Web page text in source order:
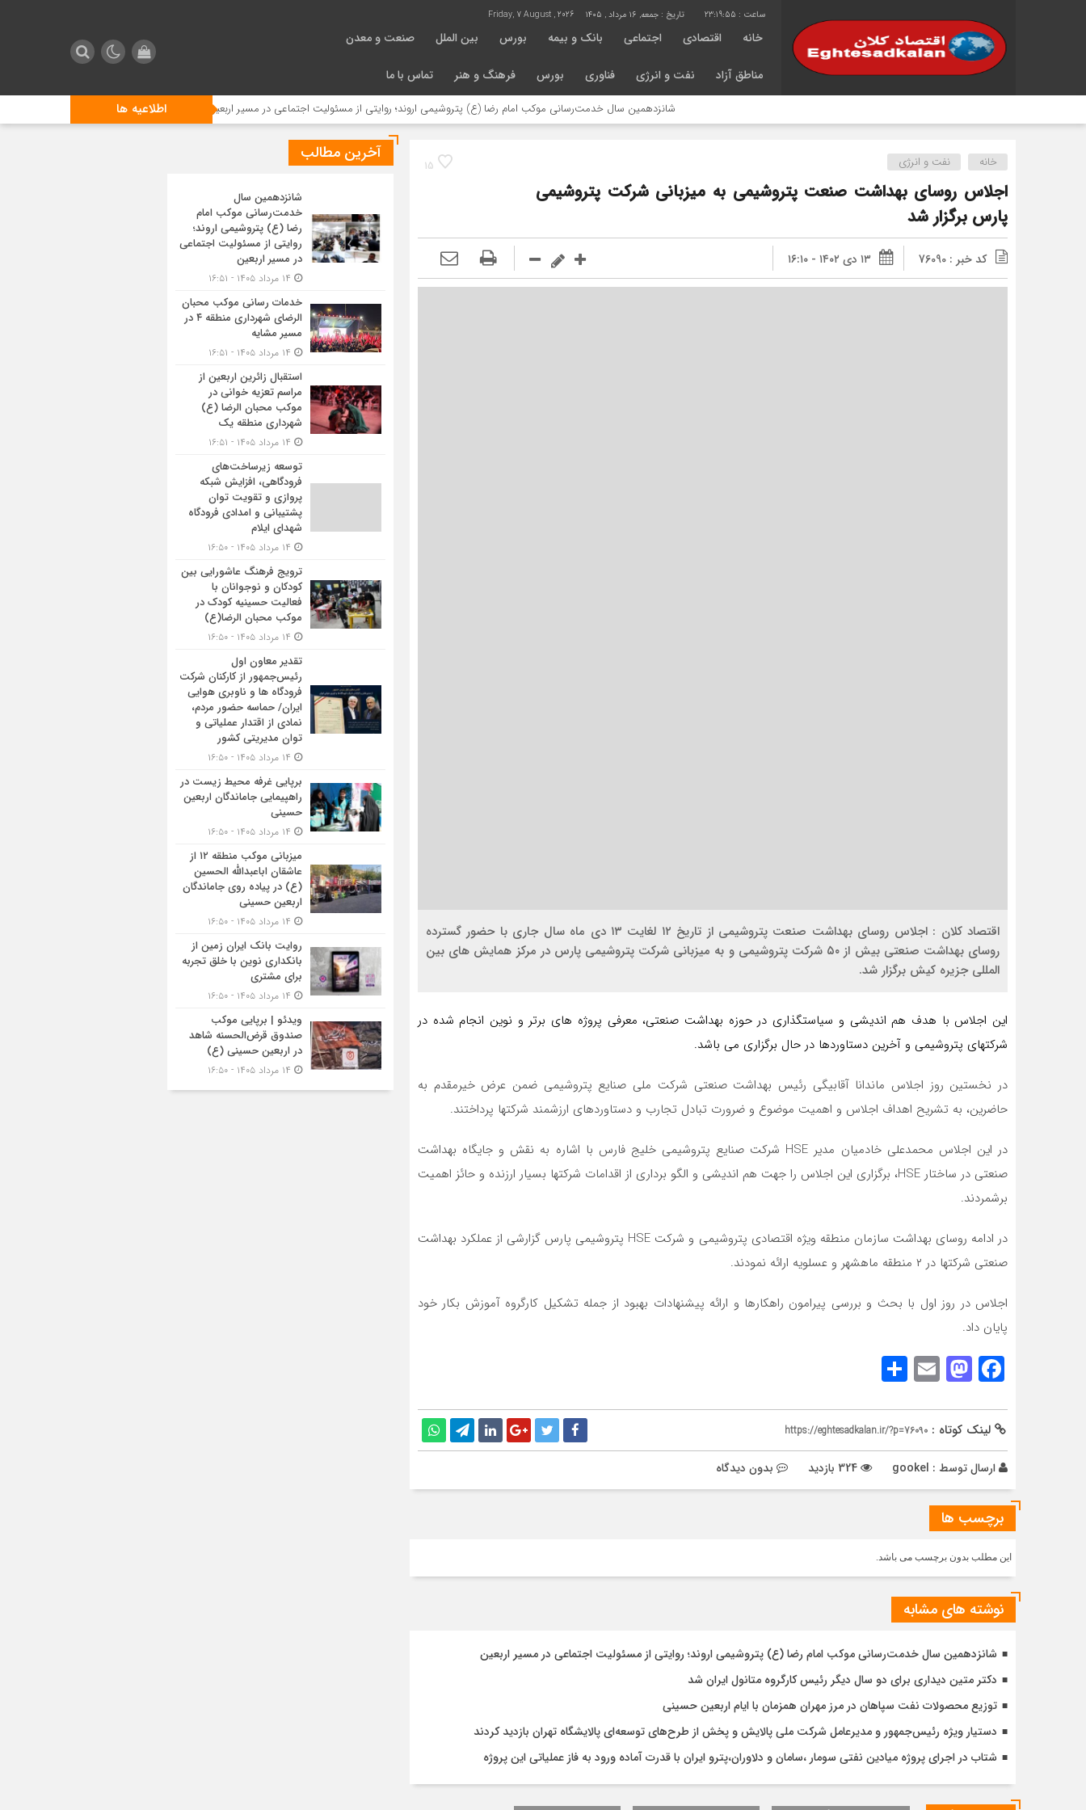
23:19:56 تاریخ : جمعه, ۱۶ مرداد , ۱۴۰۵ Friday, 7 August , 2026
خانه اقتصادی اجتماعی بانک و بیمه بورس بین الملل صنعت و معدن
مناطق آزاد نفت و انرژی فناوری بورس فرهنگ و هنر تماس با ما
اطلاعیه ها شانزدهمین سال خدمت‌رسانی موکب امام رضا (ع) پتروشیمی اروند؛ روایتی از مسئولیت اجتماعی در مسیر اربعین خدمات رسانی موکب محبان الرضای شهرداری منطقه ۴ در مسیر
15 خانه نفت و انرژی
اجلاس روسای بهداشت صنعت پتروشیمی به میزبانی شرکت پتروشیمی
پارس برگزار شد
کد خبر : 76090 ۱۳ دی ۱۴۰۲ - ۱۶:۱۰
اقتصاد کلان : اجلاس روسای بهداشت صنعت پتروشیمی از تاریخ ۱۲ لغایت ۱۳ دی ماه سال جاری با حضور گسترده
روسای بهداشت صنعتی بیش از ۵۰ شرکت پتروشیمی و به میزبانی شرکت پتروشیمی پارس در مرکز همایش های بین
المللی جزیره کیش برگزار شد.
این اجلاس با هدف هم اندیشی و سیاستگذاری در حوزه بهداشت صنعتی، معرفی پروژه های برتر و نوین انجام شده در
شرکتهای پتروشیمی و آخرین دستاوردها در حال برگزاری می باشد.
در نخستین روز اجلاس ماندانا آقابیگی رئیس بهداشت صنعتی شرکت ملی صنایع پتروشیمی ضمن عرض خیرمقدم به
حاضرین، به تشریح اهداف اجلاس و اهمیت موضوع و ضرورت تبادل تجارب و دستاوردهای ارزشمند شرکتها پرداختند.
در این اجلاس محمدعلی خادمیان مدیر HSE شرکت صنایع پتروشیمی خلیج فارس با اشاره به نقش و جایگاه بهداشت
صنعتی در ساختار HSE، برگزاری این اجلاس را جهت هم اندیشی و الگو برداری از اقدامات شرکتها بسیار ارزنده و حائز اهمیت
برشمردند.
در ادامه روسای بهداشت سازمان منطقه ویژه اقتصادی پتروشیمی و شرکت HSE پتروشیمی پارس گزارشی از عملکرد بهداشت
صنعتی شرکتها در ۲ منطقه ماهشهر و عسلویه ارائه نمودند.
اجلاس در روز اول با بحث و بررسی پیرامون راهکارها و ارائه پیشنهادات بهبود از جمله تشکیل کارگروه آموزش بکار خود
پایان داد.
Facebook
Mastodon
Email
لینک کوتاه : https://eghtesadkalan.ir/?p=76090
ارسال توسط : gookel بدون دیدگاه
برچسب ها
این مطلب بدون برچسب می باشد.
نوشته های مشابه
شانزدهمین سال خدمت‌رسانی موکب امام رضا (ع) پتروشیمی اروند؛ روایتی از مسئولیت اجتماعی در مسیر اربعین
دکتر متین دیداری برای دو سال دیگر رئیس کارگروه متانول ایران شد
توزیع محصولات نفت سپاهان در مرز مهران همزمان با ایام اربعین حسینی
دستیار ویژه رئیس‌جمهور و مدیرعامل شرکت ملی پالایش و پخش از طرح‌های توسعه‌ای پالایشگاه تهران بازدید کردند
شتاب در اجرای پروژه میادین نفتی سومار ،سامان و دلاوران،پترو ایران با قدرت آماده ورود به فاز عملیاتی این پروژه
آخرین مطالب
شانزدهمین سال
خدمت‌رسانی موکب امام
رضا (ع) پتروشیمی اروند؛
روایتی از مسئولیت اجتماعی
در مسیر اربعین
خدمات رسانی موکب محبان
الرضای شهرداری منطقه ۴ در
مسیر مشایه
استقبال زائرین اربعین از
مراسم تعزیه خوانی در
موکب محبان الرضا (ع)
شهرداری منطقه یک
توسعه زیرساخت‌های
فرودگاهی، افزایش شبکه
پروازی و تقویت توان
پشتیبانی و امدادی فرودگاه
شهدای ایلام
ترویج فرهنگ عاشورایی بین
کودکان و نوجوانان با
فعالیت حسینیه کودک در
موکب محبان الرضا(ع)
تقدیر معاون اول
رئیس‌جمهور از کارکنان شرکت
فرودگاه ها و ناوبری هوایی
ایران/ حماسه حضور مردم،
نمادی از اقتدار عملیاتی و
توان مدیریتی کشور
برپایی غرفه محیط زیست در
راهپیمایی جاماندگان اربعین
حسینی
میزبانی موکب منطقه ۱۲ از
عاشقان اباعبدالله الحسین
(ع) در پیاده روی جاماندگان
اربعین حسینی
روایت بانک ایران زمین از
بانکداری نوین با خلق تجربه
برای مشتری
ویدئو | برپایی موکب
صندوق قرض‌الحسنه شاهد
در اربعین حسینی (ع)